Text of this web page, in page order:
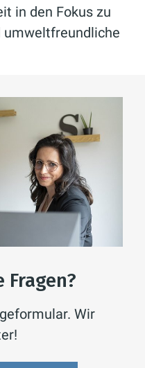
in den Fokus zu
umweltfreundliche
Wir